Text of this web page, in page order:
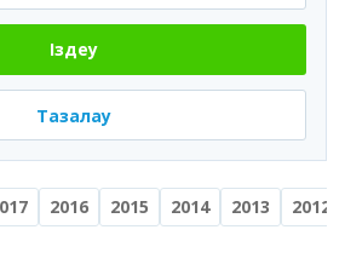
Іздеу
Тазалау
2016 2015 2014 2013 2012